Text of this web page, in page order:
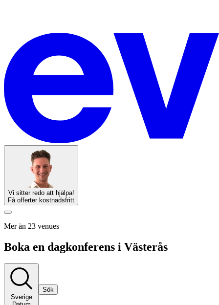
Vi sitter redo att hjälpa!
Få offerter kostnadsfritt
Mer än 23 venues
Boka en dagkonferens i Västerås
Sverige
Sök